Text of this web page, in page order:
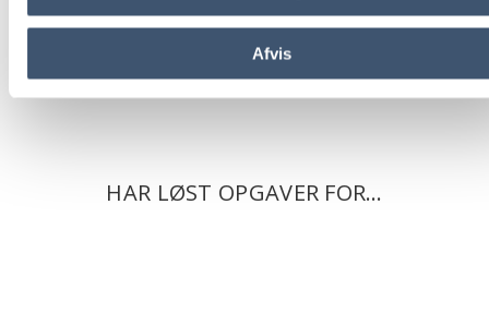
Afvis
HAR LØST OPGAVER FOR…